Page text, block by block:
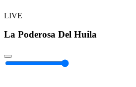
LIVE
La Poderosa Del Huila